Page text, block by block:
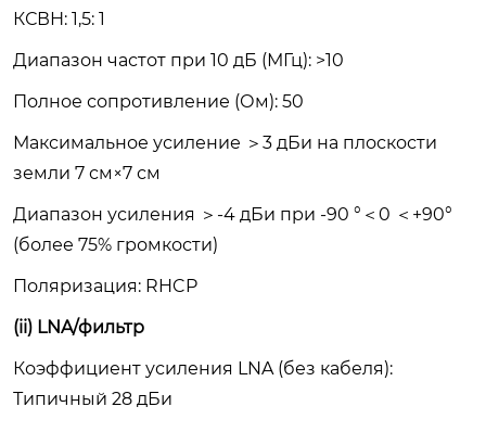
КСВН: 1,5: 1
Диапазон частот при 10 дБ (МГц): >10
Полное сопротивление (Ом): 50
Максимальное усиление ＞3 дБи на плоскости
земли 7 см×7 см
Диапазон усиления ＞-4 дБи при -90 °＜0 ＜+90°
(более 75% громкости)
Поляризация: RHCP
(ii) LNA/фильтр
Коэффициент усиления LNA (без кабеля):
Типичный 28 дБи